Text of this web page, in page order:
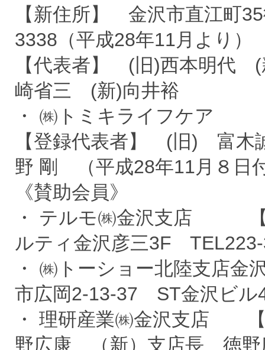
【新住所】 金沢市直江町
3338（平成28年11月より）
【代表者】 (旧)西本明
崎省三 (新)向井裕
・ ㈱トミキライフケア
【登録代表者】 (旧) 富
野 剛 （平成28年11月８日
《賛助会員》
・ テルモ㈱金沢支店 【
ルティ金沢彦三3F
・ ㈱トーショー北陸支
市広岡2-13-37 ST金沢ビ
・ 理研産業㈱金沢支店
野広康 （新）支店長 徳野